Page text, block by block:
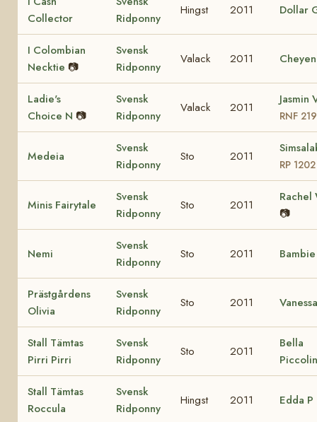
Collector
Ridponny
Hingst 2011 Dollar
I Colombian
Necktie 📷
Svensk
Ridponny
Valack 2011
Ladie's
Choice N 📷
Svensk
Ridponny
Valack 2011
Jasmin
RNF
Medeia
Svensk
Ridponny
Sto 2011
RP
Minis Fairytale
Svensk
Ridponny
Sto 2011
Rachel
📷
Nemi
Svensk
Ridponny
Sto 2011
Prästgårdens
Olivia
Svensk
Ridponny
Sto 2011 Vanessa
Stall Tämtas
Pirri Pirri
Svensk
Ridponny
Sto 2011
Bella
Stall Tämtas
Roccula
Svensk
Ridponny
Hingst 2011 Edda P